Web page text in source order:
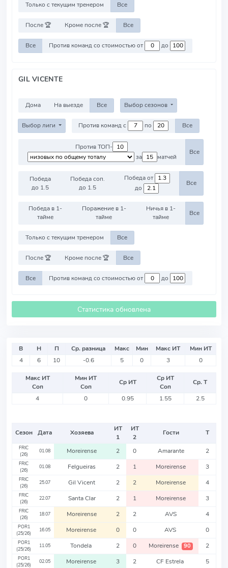
Только с текущим тренером Все
После 🏆 Кроме после 🏆 Все
Все Против команд со стоимостью от до
GIL VICENTE
Дома На выезде Все Выбор сезонов
Выбор лиги Против команд с по Все
Против ТОП-
за
матчей
Все
Победа
до 1.5
Победа соп.
до 1.5
Победа от
до
Все
Победа в 1-
тайме
Поражение в 1-
тайме
Ничья в 1-
тайме
Все
Только с текущим тренером Все
После 🏆 Кроме после 🏆 Все
Все Против команд со стоимостью от до
Статистика обновлена
В Н П Ср. разница Макс Мин Макс ИТ
Мин ИТ
4
6 10 -0.6 5 0 3 0
Макс ИТ
Соп
Мин ИТ
Соп
Ср ИТ
Ср ИТ
Соп
Ср. Т
4
0 0.95 1.55 2.5
Сезон Дата Хозяева
ИТ
1
ИТ
2
Гости Т
FRIC
(26)
01.08 Moreirense 2 0 Amarante 2
FRIC
(26)
01.08 Felgueiras 2 1 Moreirense 3
FRIC
(26)
25.07 Gil Vicent 2 2 Moreirense 4
FRIC
(26)
22.07 Santa Clar 2 1 Moreirense 3
FRIC
(26)
18.07 Moreirense 2 2 AVS 4
POR1
(25/26)
16.05 Moreirense 0 0 AVS 0
POR1
(25/26)
11.05 Tondela 2 0 Moreirense 90 2
POR1
(25/26)
02.05 Moreirense 3 2 CF Estrela 5